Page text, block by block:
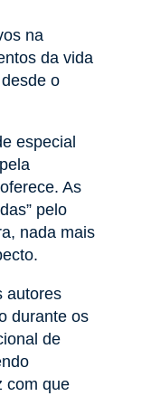
na
da vida
o
especial
As
pelo
nada mais
autores
durante os
de
com que